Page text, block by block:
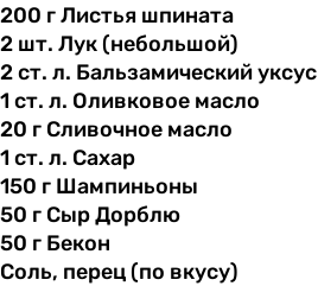
200 гЛистья шпината
2 шт. Лук(небольшой)
2 ст. л. Бальзамический уксус
1 ст. л. Оливковое масло
20 г Сливочное масло
1 ст. л. Сахар
150 г Шампиньоны
50 г СырДорблю
50 г Бекон
Соль, перец(по вкусу)